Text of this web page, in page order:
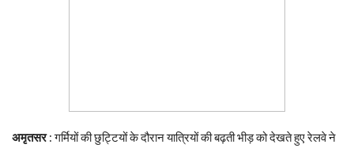
अमृतसर: गर्मियों की छुट्टियों के दौरान यात्रियों की बढ़ती भीड़ को देखते हुए रेलवे ने